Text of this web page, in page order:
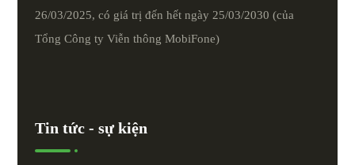
26/03/2025, có giá trị đến hết ngày 25/03/2030 (của
Tổng Công ty Viễn thông MobiFone)
Tin tức - sự kiện